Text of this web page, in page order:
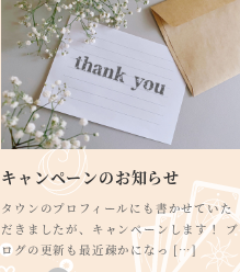
キャンペーンのお知らせ
タウンのプロフィールにも書かせていた
だきましたが、キャンペーンします！ ブ
ログの更新も最近疎かになっ […]